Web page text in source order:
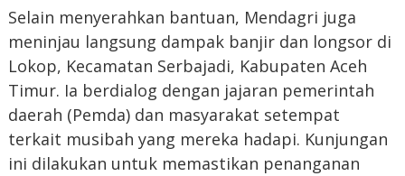
Selain menyerahkan bantuan, Mendagri juga
meninjau langsung dampak banjir dan longsor di
Lokop, Kecamatan Serbajadi, Kabupaten Aceh
Timur. Ia berdialog dengan jajaran pemerintah
daerah (Pemda) dan masyarakat setempat
terkait musibah yang mereka hadapi. Kunjungan
ini dilakukan untuk memastikan penanganan